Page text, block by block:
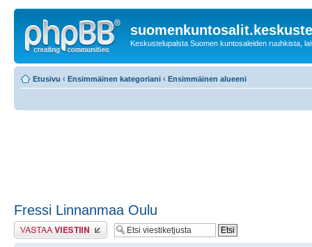
Keskustelupalsta Suomen kuntosaleiden ruuhkista,
Etusivu ‹ Ensimmäinen kategoriani ‹ Ensimmäinen alueeni
Fressi Linnanmaa Oulu
Lähetä vastaus